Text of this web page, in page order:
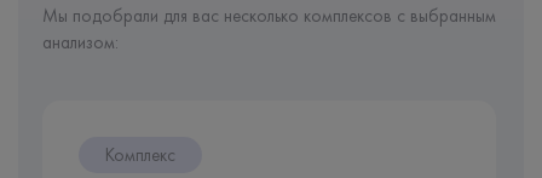
Мы подобрали для вас несколько комплексов с выбранным
анализом:
Комплекс